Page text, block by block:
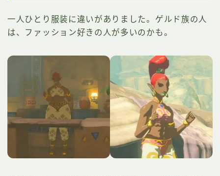
一人ひとり服装に違いがありました。ゲルド族の人
は、ファッション好きの人が多いのかも。